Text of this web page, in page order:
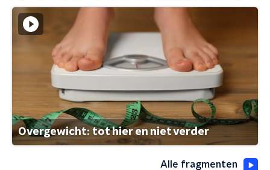
Overgewicht: tot hier en niet verder
Alle fragmenten